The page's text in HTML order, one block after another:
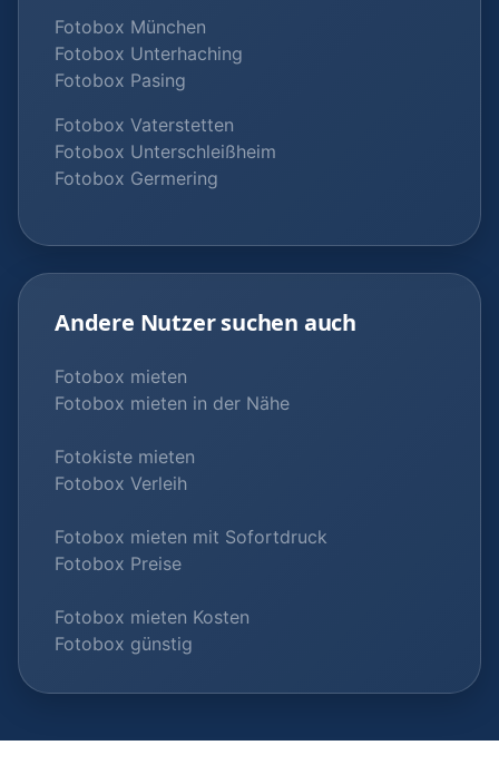
Fotobox München
Fotobox Unterhaching
Fotobox Pasing
Fotobox Vaterstetten
Fotobox Unterschleißheim
Fotobox Germering
Andere Nutzer suchen auch
Fotobox mieten
Fotobox mieten in der Nähe
Fotokiste mieten
Fotobox Verleih
Fotobox mieten mit Sofortdruck
Fotobox Preise
Fotobox mieten Kosten
Fotobox günstig